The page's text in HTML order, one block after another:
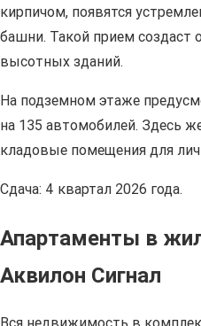
кирпичом, появятся
башни. Такой прием создаст
высотных зданий.
На подземном этаже
на 135 автомобилей. Здесь
кладовые помещения для
Сдача: 4 квартал 2026 года.
Апартаменты в
Аквилон Сигнал